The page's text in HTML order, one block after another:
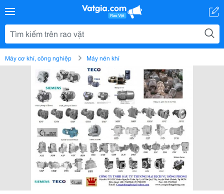
Máy cơ khí, công nghiệp Máy nén khí